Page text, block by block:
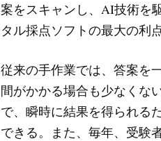
案をスキャンし、AI技術を
タル採点ソフトの最大の利
従来の手作業では、答案を
間がかかる場合も少なくな
で、瞬時に結果を得られる
できる。また、毎年、受験